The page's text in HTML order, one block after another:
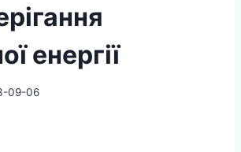
енергії
09-06